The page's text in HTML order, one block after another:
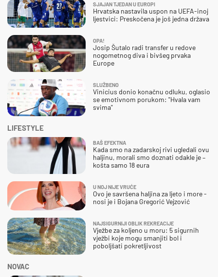
SJAJAN TJEDAN U EUROPI
Hrvatska nastavila uspon na UEFA-inoj
ljestvici: Preskočena je još jedna država
OPA!
Josip Šutalo radi transfer u redove
nogometnog diva i bivšeg prvaka
Europe
SLUŽBENO
Vinicius donio konačnu odluku, oglasio
se emotivnom porukom: "Hvala vam
svima"
NOVAC
LIFESTYLE
BAŠ EFEKTNA
Kada smo na zadarskoj rivi ugledali ovu
haljinu, morali smo doznati odakle je –
košta samo 18 eura
U NOJ NIJE VRUĆE
Ovo je savršena haljina za ljeto i more -
nosi je i Bojana Gregorić Vejzović
NAJSIGURNIJI OBLIK REKREACIJE
Vježbe za koljeno u moru: 5 sigurnih
vježbi koje mogu smanjiti bol i
poboljšati pokretljivost